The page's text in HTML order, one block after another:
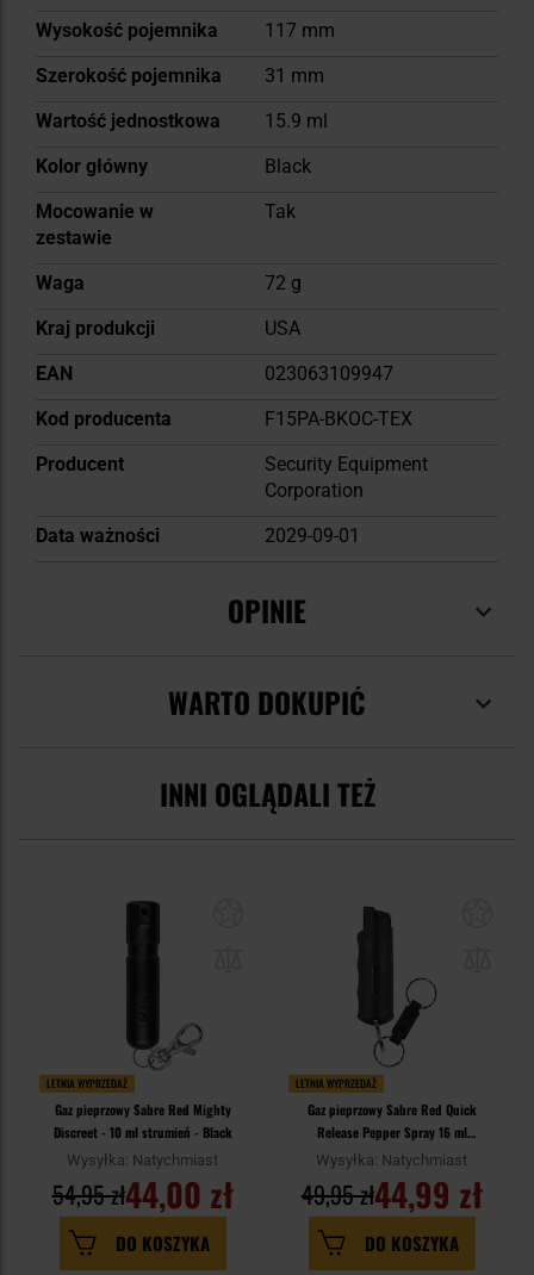
Wysokość pojemnika
117 mm
Szerokość pojemnika
31 mm
Wartość jednostkowa
15.9 ml
Kolor główny
Black
Mocowanie w
zestawie
Tak
Waga
72 g
Kraj produkcji
USA
EAN
023063109947
Kod producenta
F15PA-BKOC-TEX
Producent
Security Equipment
Corporation
Data ważności
2029-09-01
OPINIE
WARTO DOKUPIĆ
INNI OGLĄDALI TEŻ
LETNIA WYPRZEDAŻ
Gaz pieprzowy Sabre Red Mighty
Discreet - 10 ml strumień - Black
Wysyłka: Natychmiast
44,00 zł
54,95 zł
DO KOSZYKA
LETNIA WYPRZEDAŻ
Gaz pieprzowy Sabre Red Quick
Release Pepper Spray 16 ml
Black - strumień
Wysyłka: Natychmiast
44,99 zł
49,95 zł
DO KOSZYKA